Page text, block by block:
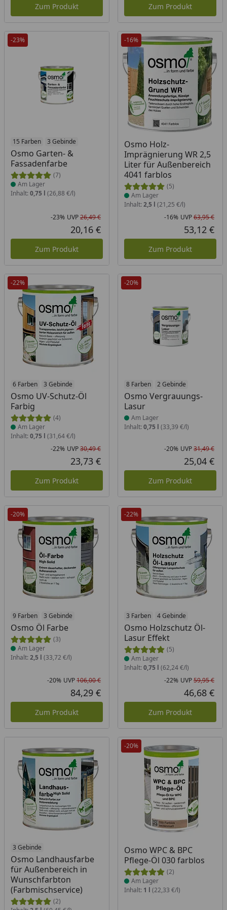
Zum Produkt Zum Produkt
-23%
15 Farben 3 Gebinde
Osmo Garten- &
Fassadenfarbe
(7)
Produkt am Lager
Am Lager
Inhalt: 0,75 l (26,88 €/l)
Rabatt in Prozent
-23%
Ursprünglicher Preis
UVP26,49 €
Aktueller Preis
20,16 €
Zum Produkt
-16%
Osmo Holz-
Imprägnierung WR 2,5
Liter für Außenbereich
4041 farblos
(5)
Produkt am Lager
Am Lager
Inhalt: 2,5 l (21,25 €/l)
-16% UVP63,95 €
53,12 €
Zum Produkt
-22%
6 Farben 3 Gebinde
Osmo UV-Schutz-Öl
Farbig
(4)
Produkt am Lager
Am Lager
Inhalt: 0,75 l (31,64 €/l)
Rabatt in Prozent
-22%
Ursprünglicher Preis
UVP30,49 €
Aktueller Preis
23,73 €
Zum Produkt
-20%
8 Farben 2 Gebinde
Osmo Vergrauungs-
Lasur
Produkt am Lager
Am Lager
Inhalt: 0,75 l (33,39 €/l)
-20% UVP31,49 €
25,04 €
Zum Produkt
-20%
9 Farben 3 Gebinde
Osmo Öl Farbe
(3)
Produkt am Lager
Am Lager
Inhalt: 2,5 l (33,72 €/l)
Rabatt in Prozent
-20%
Ursprünglicher Preis
UVP106,00 €
Aktueller Preis
84,29 €
Zum Produkt
-22%
3 Farben 4 Gebinde
Osmo Holzschutz Öl-
Lasur Effekt
(5)
Produkt am Lager
Am Lager
Inhalt: 0,75 l (62,24 €/l)
-22% UVP59,95 €
46,68 €
Zum Produkt
3 Gebinde
Osmo Landhausfarbe
für Außenbereich in
Wunschfarbton
(Farbmischservice)
(2)
-20%
Osmo WPC & BPC
Pflege-Öl 030 farblos
(2)
Produkt am Lager
Am Lager
Inhalt: 1 l (22,33 €/l)